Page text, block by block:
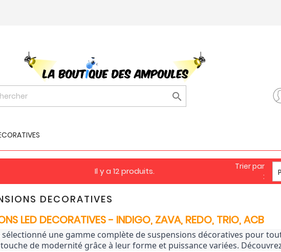

Il y a 12 produits.
Trier par
:
DECORATIVES
LED DECORATIVES - INDIGO, ZAVA, REDO, TRIO, ACB
sélectionné une gamme complète de suspensions décoratives pour
de modernité grâce à leur forme et puissance variées.